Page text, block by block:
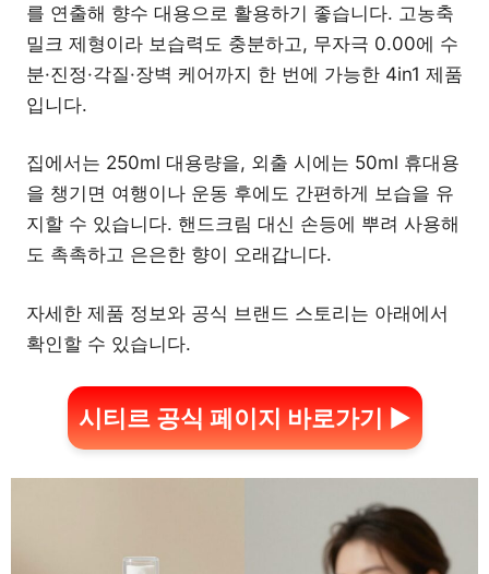
를 연출해 향수 대용으로 활용하기 좋습니다. 고농축
밀크 제형이라 보습력도 충분하고, 무자극 0.00에 수
분·진정·각질·장벽 케어까지 한 번에 가능한 4in1 제품
입니다.
집에서는 250ml 대용량을, 외출 시에는 50ml 휴대용
을 챙기면 여행이나 운동 후에도 간편하게 보습을 유
지할 수 있습니다. 핸드크림 대신 손등에 뿌려 사용해
도 촉촉하고 은은한 향이 오래갑니다.
자세한 제품 정보와 공식 브랜드 스토리는 아래에서
확인할 수 있습니다.
시티르 공식 페이지 바로가기 ▶